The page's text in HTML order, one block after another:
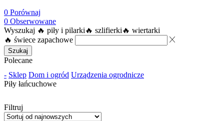
0 Porównaj
0 Obserwowane
Wyszukaj 🔥 piły i pilarki 🔥 szlifierki 🔥 wiertarki
🔥 świece zapachowe
Szukaj
Polecane
- Sklep Dom i ogród Urządzenia ogrodnicze
Piły łańcuchowe
Filtruj